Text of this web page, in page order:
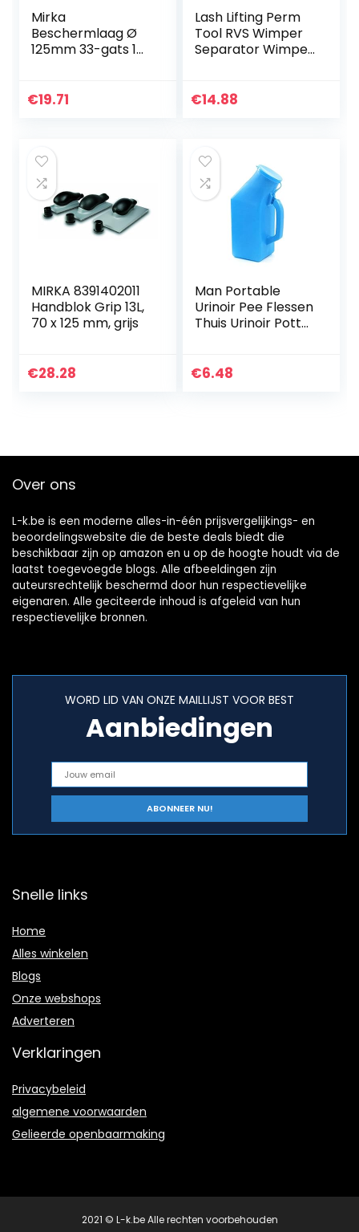
Mirka
Beschermlaag Ø
125mm 33-gats 1
schuurschijven
€19.71
Lash Lifting Perm
Tool RVS Wimper
Separator Wimper
breken, niet
€14.88
MIRKA 8391402011
Handblok Grip 13L,
70 x 125 mm, grijs
€28.28
Man Portable
Urinoir Pee Flessen
Thuis Urinoir Potty
mannen 1L Blue,
€6.48
Over ons
L-k.be is een moderne alles-in-één prijsvergelijkings- en
beoordelingswebsite die de beste deals biedt die
beschikbaar zijn op amazon en u op de hoogte houdt via de
laatst toegevoegde blogs. Alle afbeeldingen zijn
auteursrechtelijk beschermd door hun respectievelijke
eigenaren. Alle geciteerde inhoud is afgeleid van hun
respectievelijke bronnen.
WORD LID VAN ONZE MAILLIJST VOOR BEST
Aanbiedingen
Snelle links
Home
Alles winkelen
Blogs
Onze webshops
Adverteren
Verklaringen
Privacybeleid
algemene voorwaarden
Gelieerde openbaarmaking
2021 © L-k.be Alle rechten voorbehouden